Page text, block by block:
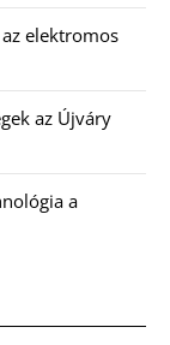
elektromos
az Újváry
a